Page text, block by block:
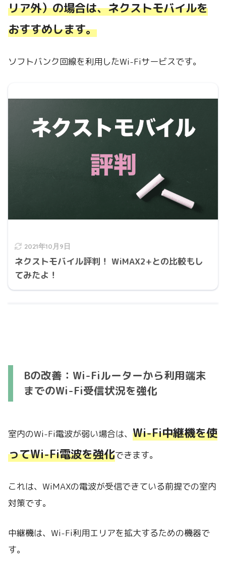
リア外）の場合は、ネクストモバイルを
おすすめします。
ソフトバンク回線を利用したWi-Fiサービスです。
2021年10月9日
ネクストモバイル評判！ WiMAX2+との比較もし
てみたよ！
Bの改善：Wi-Fiルーターから利用端末
までのWi-Fi受信状況を強化
室内のWi-Fi電波が弱い場合は、 Wi-Fi中継機を使
ってWi-Fi電波を強化できます。
これは、WiMAXの電波が受信できている前提での室内
対策です。
中継機は、Wi-Fi利用エリアを拡大するための機器で
す。